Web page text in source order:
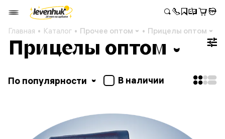
Главная Каталог Прочее оптом Прицелы оптом
Прицелы оптом
По популярности В наличии